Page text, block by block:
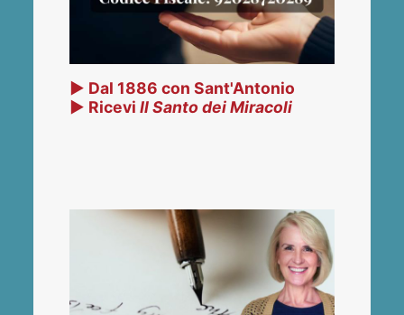
▶ Dal 1886 con Sant'Antonio
▶ RiceviIl Santo dei Miracoli